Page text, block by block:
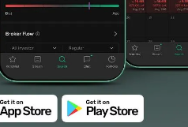
Abadi Tbk. (UFOE)